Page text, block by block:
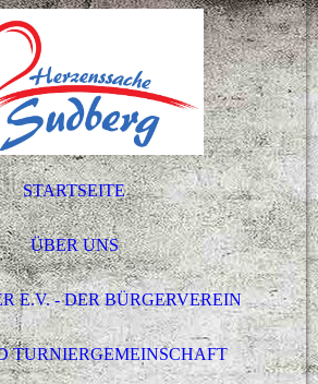
STARTSEITE
ÜBER UNS
E.V. - DER BÜRGERVEREIN
TURNIERGEMEINSCHAFT